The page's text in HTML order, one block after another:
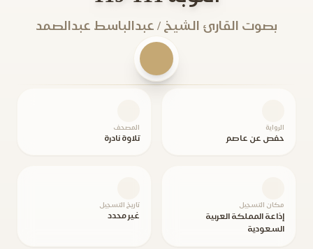
بصوت القارئ الشيخ / عبدالباسط عبدالصمد
الرواية
حفص عن عاصم
المصحف
تلاوة نادرة
مكان التسجيل
إذاعة المملكة العربية
السعودية
تاريخ التسجيل
غير محدد